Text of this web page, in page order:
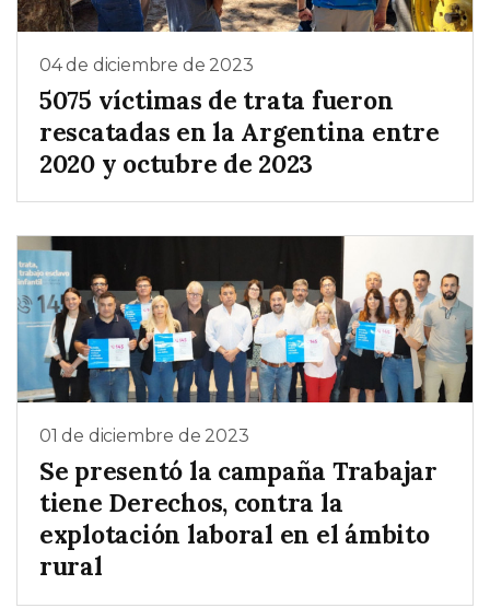
04 de diciembre de 2023
5075 víctimas de trata fueron
rescatadas en la Argentina entre
2020 y octubre de 2023
01 de diciembre de 2023
Se presentó la campaña Trabajar
tiene Derechos, contra la
explotación laboral en el ámbito
rural